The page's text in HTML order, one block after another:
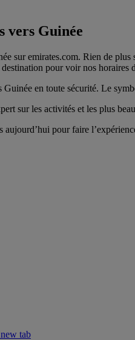
vers Guinée
sur emirates.com. Rien de
pour voir nos horaires
Guinée en toute sécurité. Le
sur les activités et les plus
pour faire
tab